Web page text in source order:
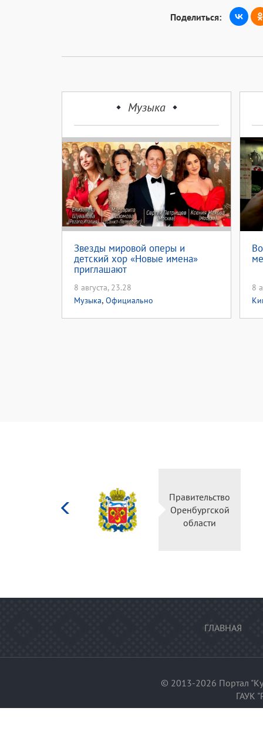
Поделиться:
Музыка
Звезды мировой оперы и
детский хор «Новые имена»
приглашают
8 августа, 23.28
Музыка, Официально
8
Правительство
Оренбургской
области
ГЛАВНАЯ
© 2013-2026 Портал
ГАУК